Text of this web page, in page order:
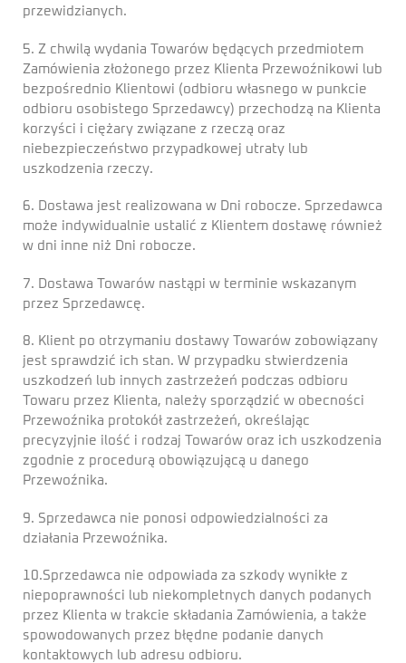
przewidzianych.
5. Z chwilą wydania Towarów będących przedmiotem
Zamówienia złożonego przez Klienta Przewoźnikowi lub
bezpośrednio Klientowi (odbioru własnego w punkcie
odbioru osobistego Sprzedawcy) przechodzą na Klienta
korzyści i ciężary związane z rzeczą oraz
niebezpieczeństwo przypadkowej utraty lub
uszkodzenia rzeczy.
6. Dostawa jest realizowana w Dni robocze. Sprzedawca
może indywidualnie ustalić z Klientem dostawę również
w dni inne niż Dni robocze.
7. Dostawa Towarów nastąpi w terminie wskazanym
przez Sprzedawcę.
8. Klient po otrzymaniu dostawy Towarów zobowiązany
jest sprawdzić ich stan. W przypadku stwierdzenia
uszkodzeń lub innych zastrzeżeń podczas odbioru
Towaru przez Klienta, należy sporządzić w obecności
Przewoźnika protokół zastrzeżeń, określając
precyzyjnie ilość i rodzaj Towarów oraz ich uszkodzenia
zgodnie z procedurą obowiązującą u danego
Przewoźnika.
9. Sprzedawca nie ponosi odpowiedzialności za
działania Przewoźnika.
10.Sprzedawca nie odpowiada za szkody wynikłe z
niepoprawności lub niekompletnych danych podanych
przez Klienta w trakcie składania Zamówienia, a także
spowodowanych przez błędne podanie danych
kontaktowych lub adresu odbioru.